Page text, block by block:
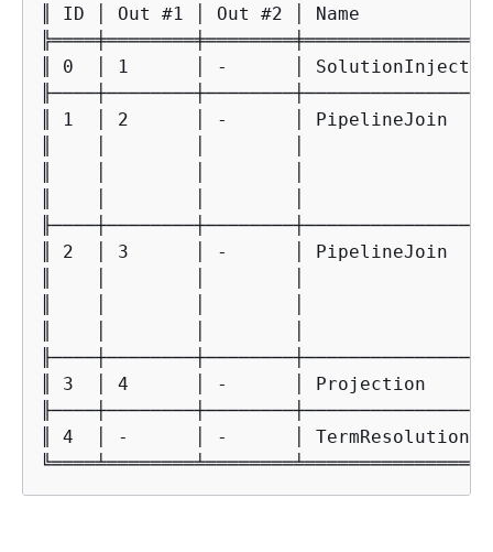
║ ID │ Out #1 │ Out #2 │ Name
║ 0  │ 1      │ -      │
║ 1  │ 2      │ -      │ PipelineJoin
║ 2  │ 3      │ -      │ PipelineJoin
║ 3  │ 4      │ -      │ Projection
║ 4  │ -      │ -      │